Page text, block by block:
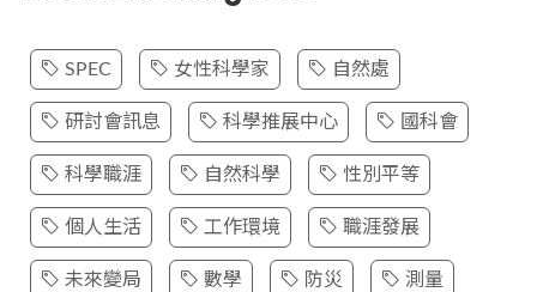
（4人一室）為原則。 五、會議室提供兒
童友善空間 10/30 （五）第一天議程
（暫） 地點：國際宴會廳 時間 共同議程
10:30~11:00 報到&茶敘時間 11:00~11:05
開幕致詞 處長/國科會自然科學及永續研
究發展處 11:05~12:00 分組自我介紹與交
流 12:00~13:40 團體合照&午餐時間
13:40~14:00 國科會綜合規劃處
SPEC 女性科學家 自然處
研討會訊息 科學推展中心 國科會
科學職涯 自然科學 性別平等
個人生活 工作環境 職涯發展
未來變局 數學 防災 測量